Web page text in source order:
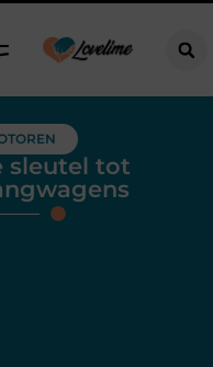
sleutel tot